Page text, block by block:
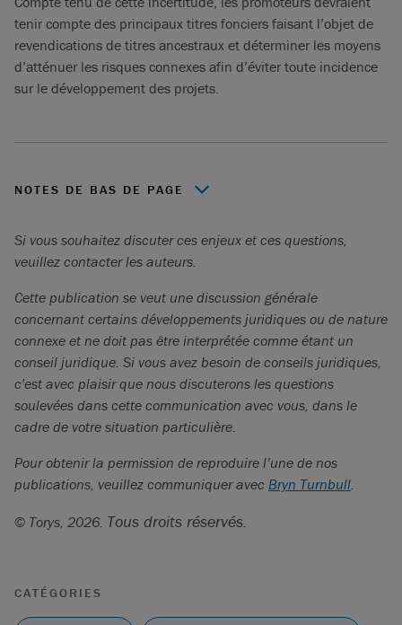
tenir compte des principaux titres fonciers faisant l’objet de
revendications de titres ancestraux et déterminer les moyens
d’atténuer les risques connexes afin d’éviter toute incidence
sur le développement des projets.
NOTES DE BAS DE PAGE
canadiens,2025 CF 319[Kebaowek ].
2025 BCCA 430[ Gitxaala].
Kebaowek,
par. 92, 130 et 183.
Gitxaala, par. 7 et 201.
Andrew Kurjata, «
Eby says B.C. may revise DRIPA
legislation, worries court is ’in driver’s seat
Cowichan Tribesv.Canada (Attorney General) ,
2025 BCSC 1490 Cowichan Tribes ].
J. D. Irving, Limited et autresc.Nation Wolastoqey
Si vous souhaitez discuter ces enjeux et ces questions,
veuillez contacter les auteurs.
Cette publication se veut une discussion générale
concernant certains développements juridiques ou de nature
connexe et ne doit pas être interprétée comme étant un
conseil juridique. Si vous avez besoin de conseils juridiques,
c'est avec plaisir que nous discuterons les questions
soulevées dans cette communication avec vous, dans le
cadre de votre situation particulière.
Pour obtenir la permission de reproduire l’une de nos
publications, veuillez communiquer avec Bryn Turnbull.
© Torys, 2026. Tous droits réservés.
CATÉGORIES